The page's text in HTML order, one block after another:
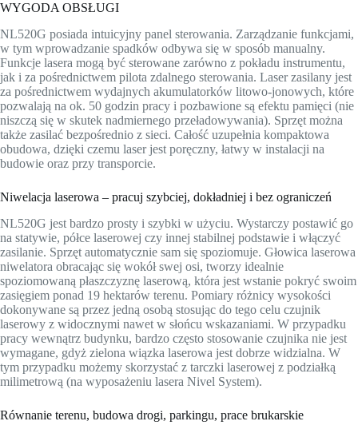
WYGODA OBSŁUGI
NL520G posiada intuicyjny panel sterowania. Zarządzanie funkcjami,
w tym wprowadzanie spadków odbywa się w sposób manualny.
Funkcje lasera mogą być sterowane zarówno z pokładu instrumentu,
jak i za pośrednictwem pilota zdalnego sterowania. Laser zasilany jest
za pośrednictwem wydajnych akumulatorków litowo-jonowych, które
pozwalają na ok. 50 godzin pracy i pozbawione są efektu pamięci (nie
niszczą się w skutek nadmiernego przeładowywania). Sprzęt można
także zasilać bezpośrednio z sieci. Całość uzupełnia kompaktowa
obudowa, dzięki czemu laser jest poręczny, łatwy w instalacji na
budowie oraz przy transporcie.
Niwelacja laserowa – pracuj szybciej, dokładniej i bez ograniczeń
NL520G jest bardzo prosty i szybki w użyciu. Wystarczy postawić go
na statywie, półce laserowej czy innej stabilnej podstawie i włączyć
zasilanie. Sprzęt automatycznie sam się spoziomuje. Głowica laserowa
niwelatora obracając się wokół swej osi, tworzy idealnie
spoziomowaną płaszczyznę laserową, która jest wstanie pokryć swoim
zasięgiem ponad 19 hektarów terenu. Pomiary różnicy wysokości
dokonywane są przez jedną osobą stosując do tego celu czujnik
laserowy z widocznymi nawet w słońcu wskazaniami. W przypadku
pracy wewnątrz budynku, bardzo często stosowanie czujnika nie jest
wymagane, gdyż zielona wiązka laserowa jest dobrze widzialna. W
tym przypadku możemy skorzystać z tarczki laserowej z podziałką
milimetrową (na wyposażeniu lasera Nivel System).
Równanie terenu, budowa drogi, parkingu, prace brukarskie